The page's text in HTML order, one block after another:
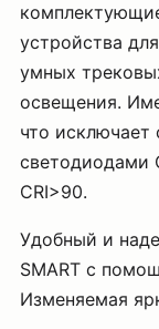
устройства
умных
освещения.
что
светодиодами
CRI>90.
Удобный и
SMART с
Изменяемая